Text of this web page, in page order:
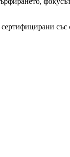
сертифицирани със